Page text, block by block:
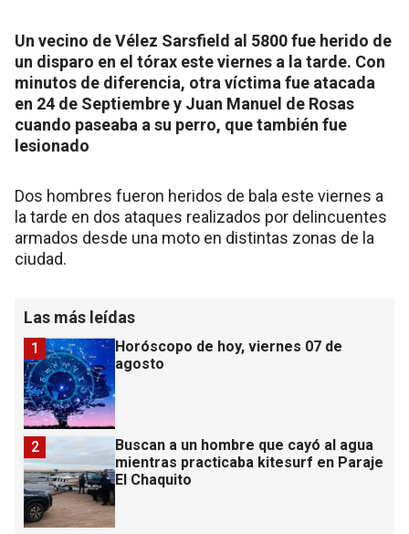
Un vecino de Vélez Sarsfield al 5800 fue herido de
un disparo en el tórax este viernes a la tarde. Con
minutos de diferencia, otra víctima fue atacada
en 24 de Septiembre y Juan Manuel de Rosas
cuando paseaba a su perro, que también fue
lesionado
Dos hombres fueron heridos de bala este viernes a
la tarde en dos ataques realizados por delincuentes
armados desde una moto en distintas zonas de la
ciudad.
Las más leídas
Horóscopo de hoy, viernes 07 de
agosto
1
Buscan a un hombre que cayó al agua
mientras practicaba kitesurf en Paraje
El Chaquito
2